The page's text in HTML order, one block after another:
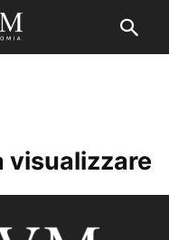
visualizzare